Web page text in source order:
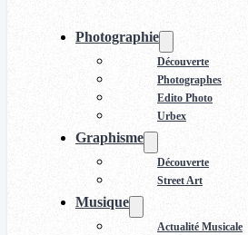
Photographie
Découverte
Photographes
Edito Photo
Urbex
Graphisme
Découverte
Street Art
Musique
Actualité Musicale